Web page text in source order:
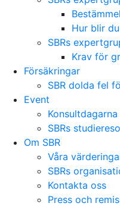
Hur blir
SBRs
Krav för
Försäkringar
SBR dolda fel
Event
Konsultdagarna
SBRs
Om SBR
Våra
SBRs
Kontakta oss
Press och